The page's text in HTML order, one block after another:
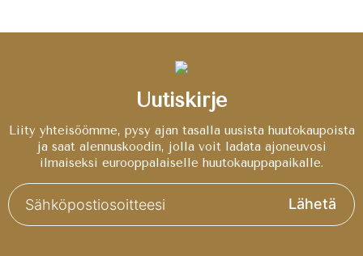
Uutiskirje
Liity yhteisöömme, pysy ajan tasalla uusista huutokaupoista
ja saat alennuskoodin, jolla voit ladata ajoneuvosi
ilmaiseksi eurooppalaiselle huutokauppapaikalle.
Lähetä